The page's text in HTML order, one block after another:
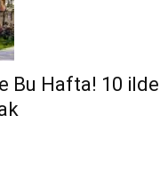
Bu Hafta! 10 ilde